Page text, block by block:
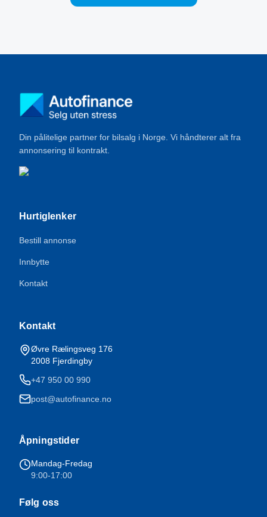
Din pålitelige partner for bilsalg i Norge. Vi håndterer alt fra
annonsering til kontrakt.
Hurtiglenker
Bestill annonse
Innbytte
Kontakt
Kontakt
Øvre Rælingsveg 176
2008 Fjerdingby
+47 950 00 990
post@autofinance.no
Åpningstider
Mandag-Fredag
9:00-17:00
Følg oss